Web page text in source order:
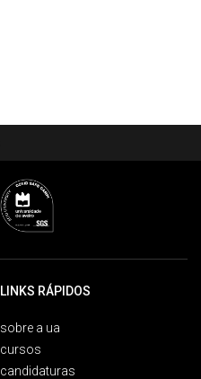
LINKS RÁPIDOS
sobre a ua
cursos
candidaturas